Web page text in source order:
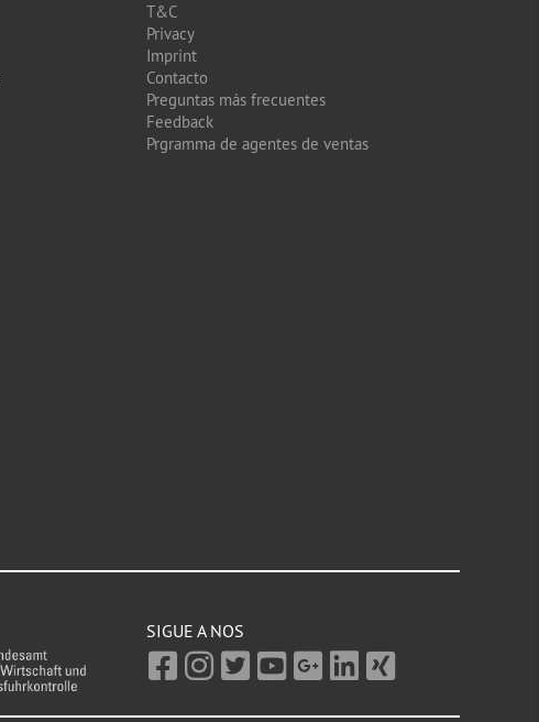
T&C
Privacy
Imprint
Contacto
Preguntas más frecuentes
Feedback
Prgramma de agentes de ventas
SIGUE A NOS